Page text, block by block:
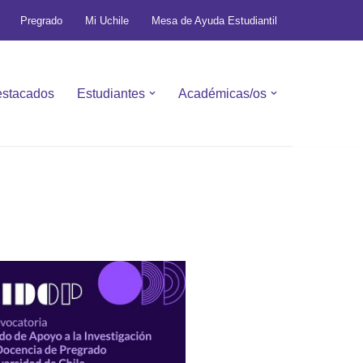
Pregrado Mi Uchile Mesa de Ayuda Estudiantil
Estudiantes Académicas/os